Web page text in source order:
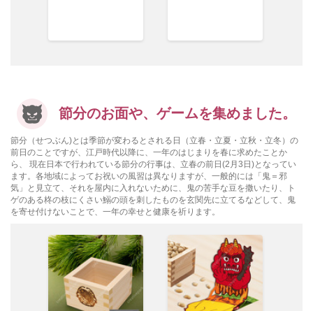
節分のお面や、ゲームを集めました。
節分（せつぶん)とは季節が変わるとされる日（立春・立夏・立秋・立冬）の
前日のことですが、江戸時代以降に、一年のはじまりを春に求めたことか
ら、 現在日本で行われている節分の行事は、立春の前日(2月3日)となってい
ます。各地域によってお祝いの風習は異なりますが、一般的には「鬼＝邪
気」と見立て、それを屋内に入れないために、鬼の苦手な豆を撒いたり、ト
ゲのある柊の枝にくさい鰯の頭を刺したものを玄関先に立てるなどして、鬼
を寄せ付けないことで、一年の幸せと健康を祈ります。